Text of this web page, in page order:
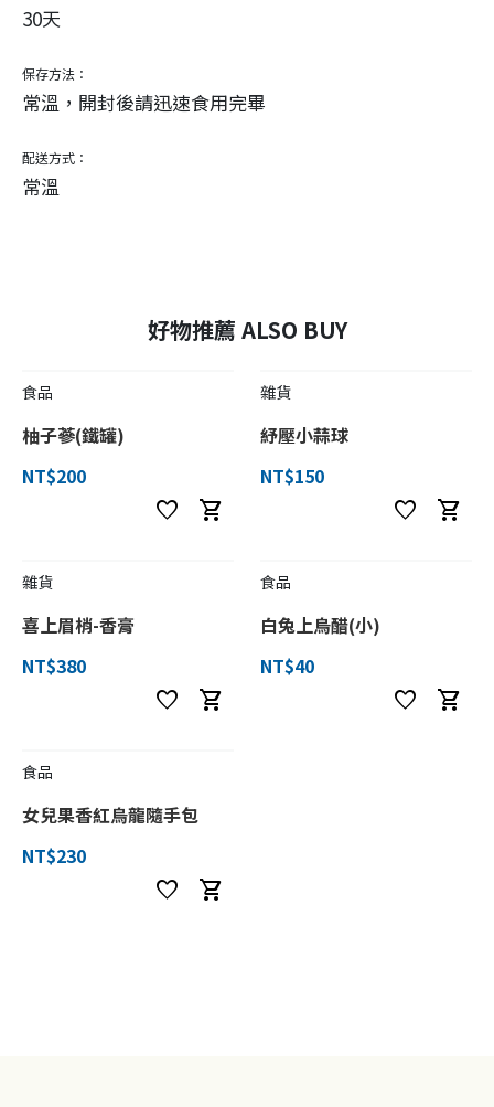
30天
保存方法：
常溫，開封後請迅速食用完畢
配送方式：
常溫
好物推薦 ALSO BUY
食品
柚子蔘(鐵罐)
NT$200
favorite shopping_cart
雜貨
紓壓小蒜球
NT$150
favorite shopping_cart
雜貨
喜上眉梢-香膏
NT$380
favorite shopping_cart
食品
白兔上烏醋(小)
NT$40
favorite shopping_cart
食品
女兒果香紅烏龍隨手包
NT$230
favorite shopping_cart